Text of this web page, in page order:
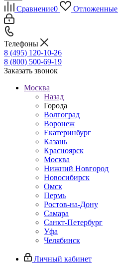
Сравнение0 Отложенные
Телефоны
8 (495) 120-10-26
8 (800) 500-69-19
Заказать звонок
Москва
Назад
Города
Волгоград
Воронеж
Екатеринбург
Казань
Красноярск
Москва
Нижний Новгород
Новосибирск
Омск
Пермь
Ростов-на-Дону
Самара
Санкт-Петербург
Уфа
Челябинск
Личный кабинет